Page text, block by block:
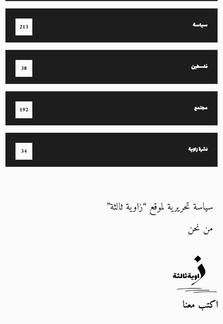
سياسة 213
فلسطين 38
مجتمع 192
نشرة زاوية 34
سياسة تحريرية لموقع “زاوية ثالثة”
من نحن
اكتب معنا